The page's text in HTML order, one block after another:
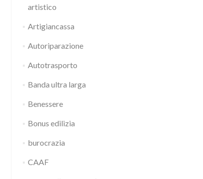
artistico
Artigiancassa
Autoriparazione
Autotrasporto
Banda ultra larga
Benessere
Bonus edilizia
burocrazia
CAAF